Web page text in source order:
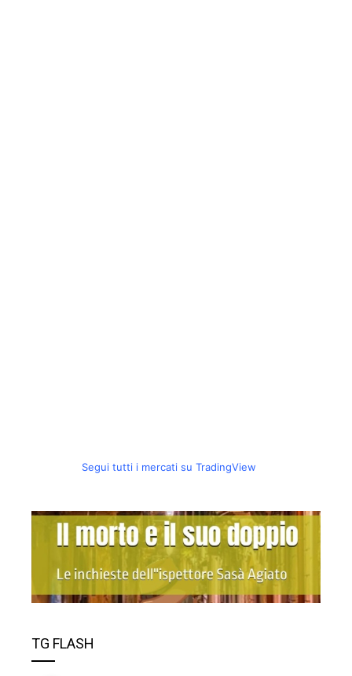
Segui tutti i mercati su TradingView
TG FLASH